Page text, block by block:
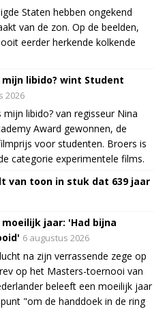
Staten hebben ongekend
van de zon. Op de beelden,
eerder herkende kolkende
libido? wint Student
2026
libido? van regisseur Nina
Award gewonnen, de
voor studenten. Broers is
categorie experimentele films.
van toon in stuk dat 639 jaar
jaar: 'Had bijna
6 augustus 2026
na zijn verrassende zege op
op het Masters-toernooi van
beleeft een moeilijk jaar
"om de handdoek in de ring